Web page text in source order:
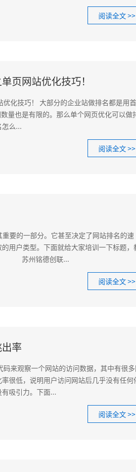
阅读全文 >>
页网站优化技巧！
化技巧！ 大部分的企业站做排名都是用
量也是有限的。那么单个网页优化可以做
么...
阅读全文 >>
要的一部分。它甚至决定了网站排名的速
用户类型。下面就给大家培训一下标题，
。 苏州铭德创联...
阅读全文 >>
率
来观察一个网站的访问数据，其中有很多
很低，说明用户访问网站后几乎没有任何
吸引力。下面...
阅读全文 >>